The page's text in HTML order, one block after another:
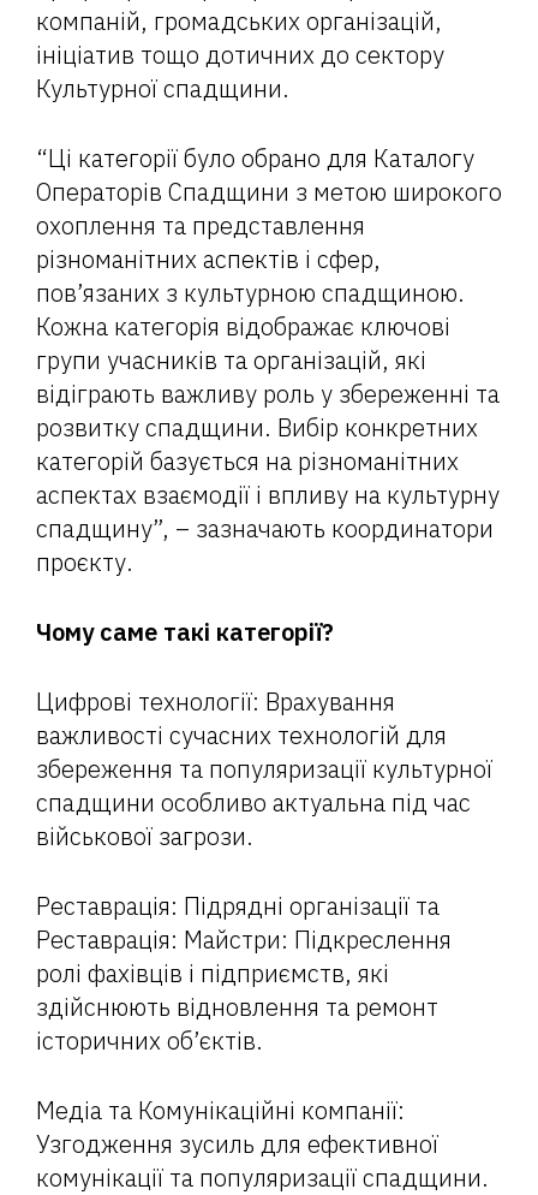
компаній, громадських організацій,
ініціатив тощо дотичних до сектору
Культурної спадщини.
“Ці категорії було обрано для Каталогу
Операторів Спадщини з метою широкого
охоплення та представлення
різноманітних аспектів і сфер,
пов’язаних з культурною спадщиною.
Кожна категорія відображає ключові
групи учасників та організацій, які
відіграють важливу роль у збереженні та
розвитку спадщини. Вибір конкретних
категорій базується на різноманітних
аспектах взаємодії і впливу на культурну
спадщину”, – зазначають координатори
проєкту.
Чому саме такі категорії?
Цифрові технології: Врахування
важливості сучасних технологій для
збереження та популяризації культурної
спадщини особливо актуальна під час
військової загрози.
Реставрація: Підрядні організації та
Реставрація: Майстри: Підкреслення
ролі фахівців і підприємств, які
здійснюють відновлення та ремонт
історичних об’єктів.
Медіа та Комунікаційні компанії:
Узгодження зусиль для ефективної
комунікації та популяризації спадщини.